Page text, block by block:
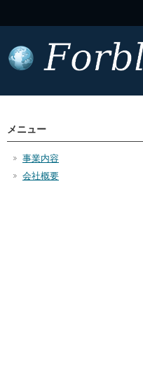
メニュー
事業内容
会社概要